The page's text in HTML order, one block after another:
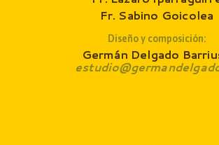
Fr. Sabino Goicolea
Diseño y composición:
Germán Delgado